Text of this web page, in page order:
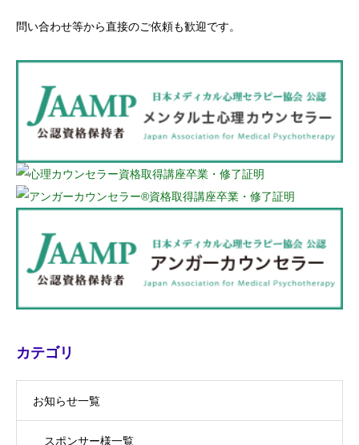
問い合わせ等から直接のご依頼も歓迎です。
カテゴリ
お知らせ一覧
スポンサー様一覧